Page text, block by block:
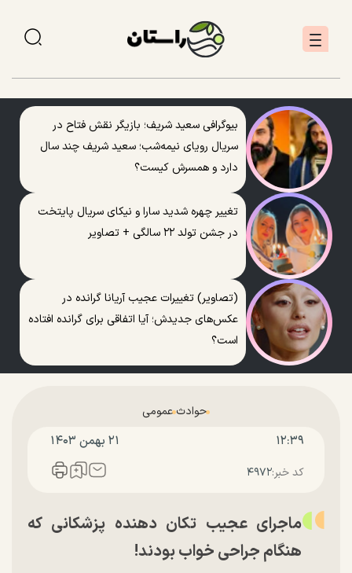
بیوگرافی سعید شریف؛ بازیگر نقش فتاح در
سریال رویای نیمه‌شب؛ سعید شریف چند سال
دارد و همسرش کیست؟
تغییر چهره شدید سارا و نیکای سریال پایتخت
در جشن تولد ۲۲ سالگی + تصاویر
(تصاویر) تغییرات عجیب آریانا گرانده در
عکس‌های جدیدش؛ آیا اتفاقی برای گرانده افتاده
است؟
حوادث عمومی
۱۲:۳۹ ۲۱ بهمن ۱۴۰۳
کد خبر:۴۹۷۲
ماجرای عجیب تکان دهنده پزشکانی که
هنگام جراحی خواب بودند!